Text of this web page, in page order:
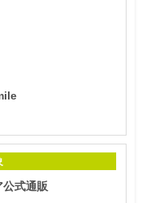
公式通販